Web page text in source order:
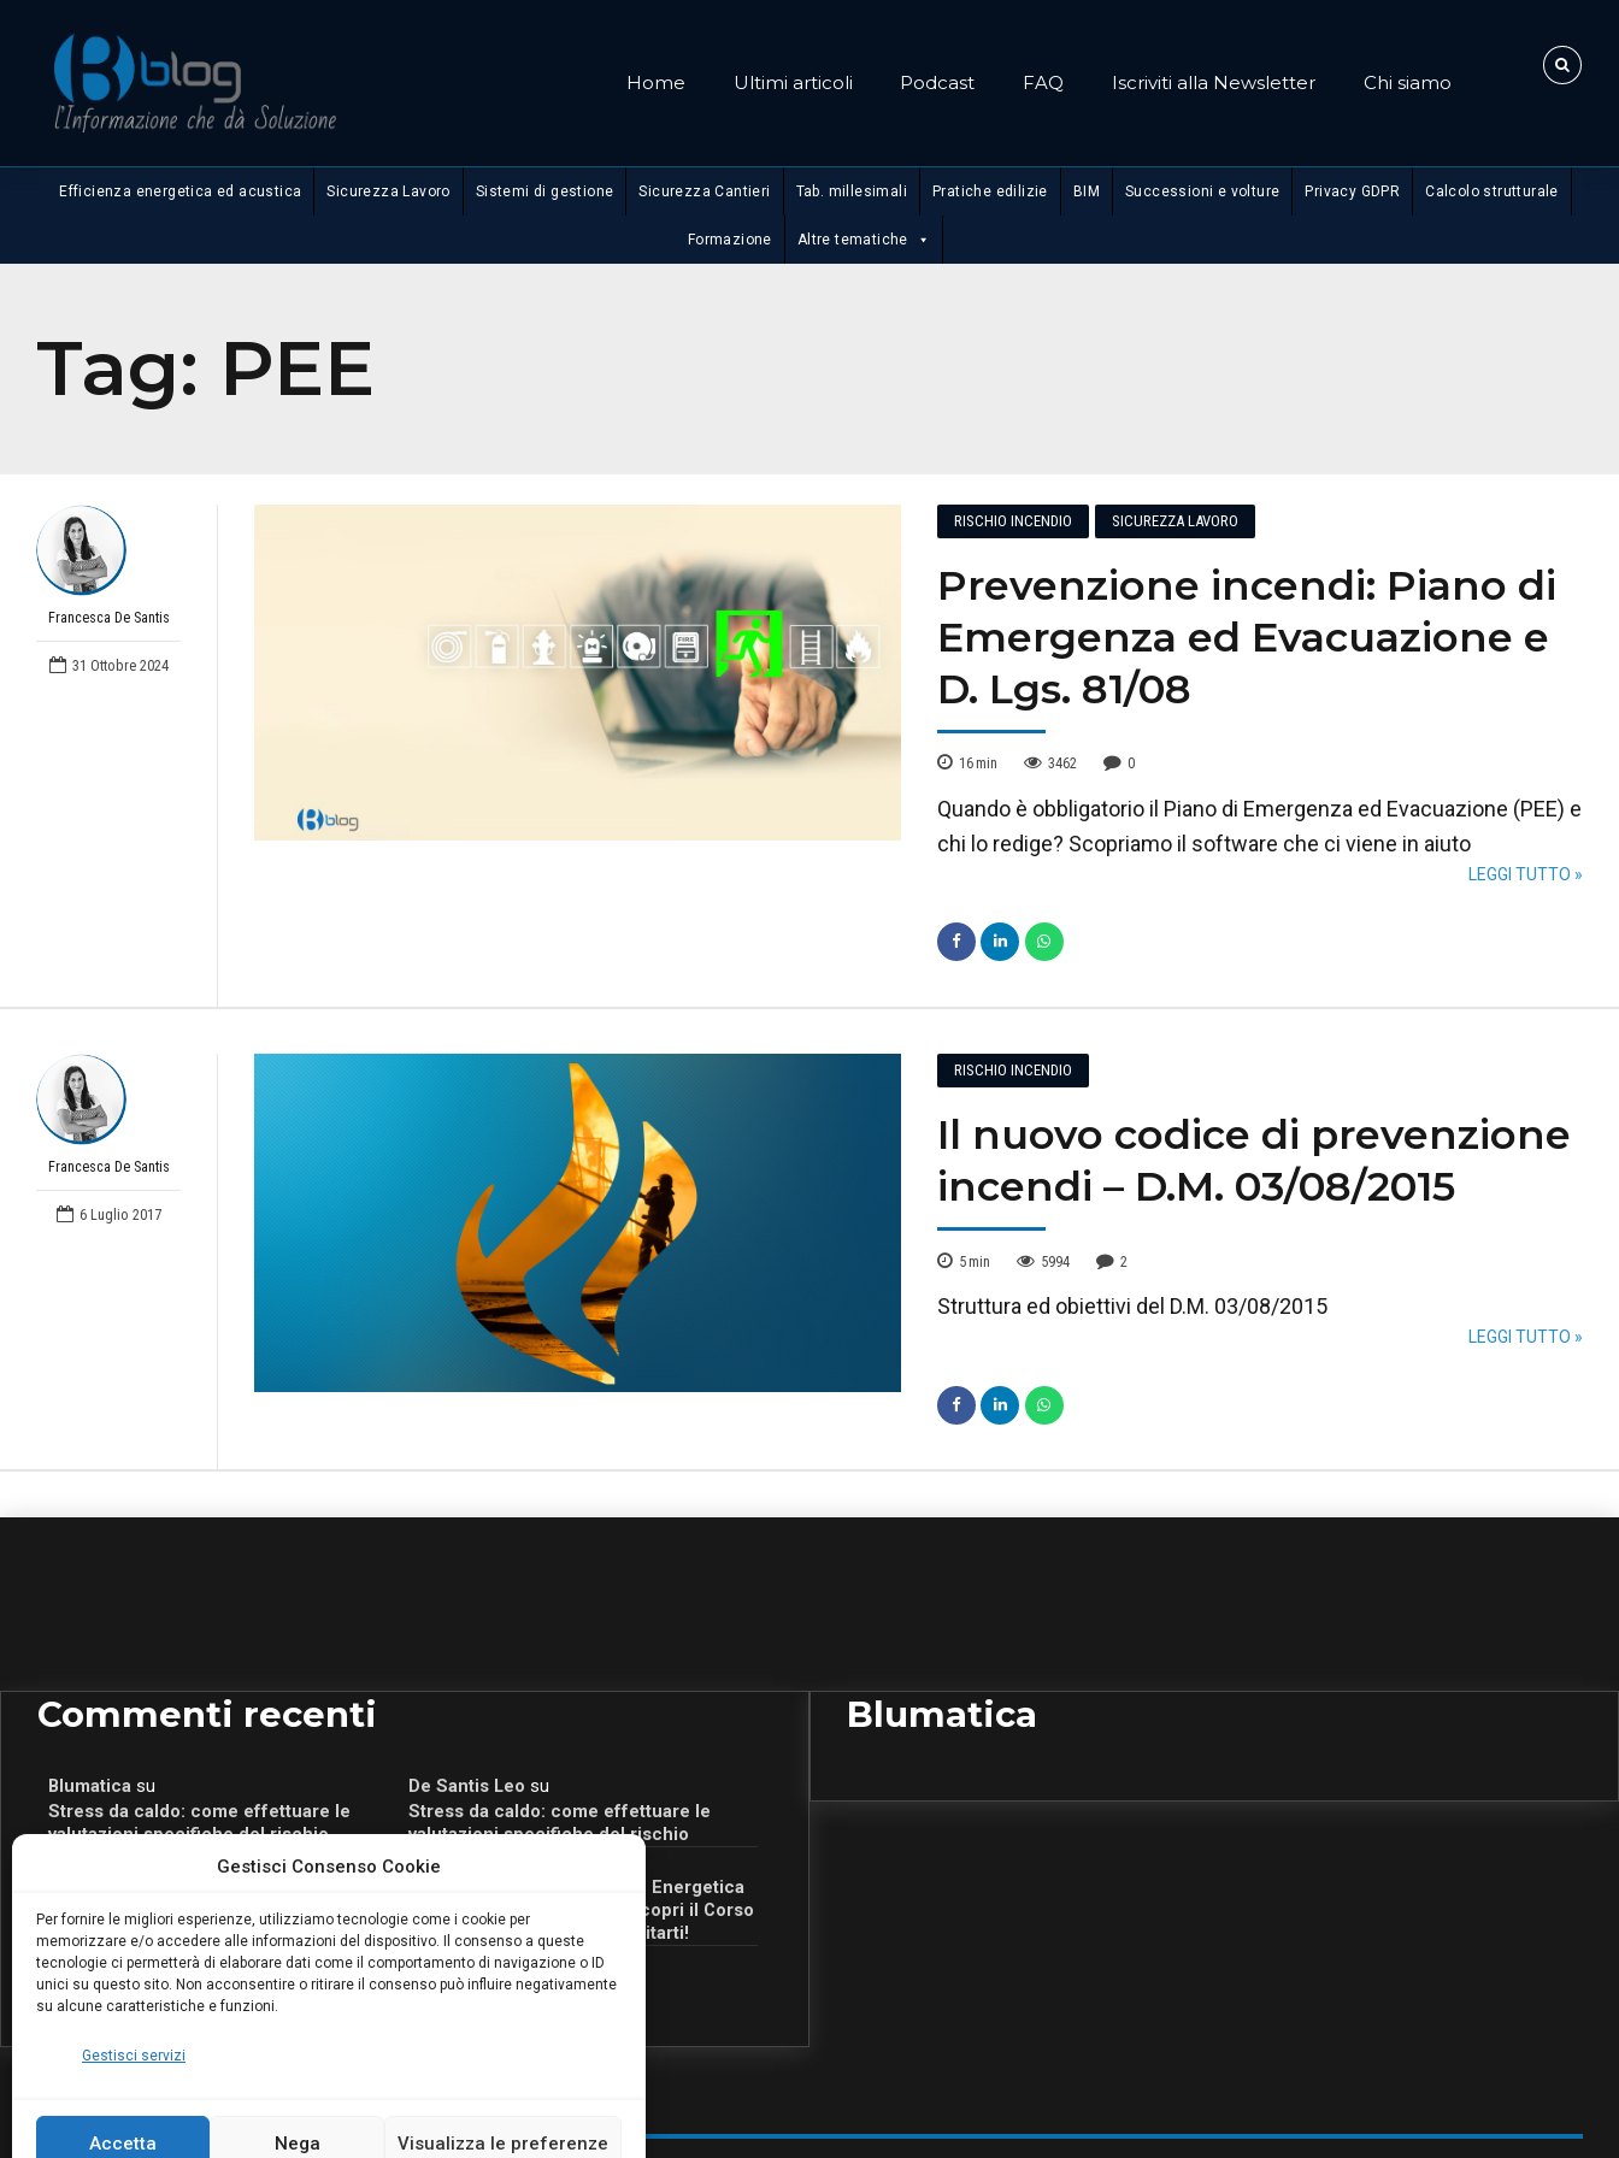
Gestisci Consenso Cookie
Per fornire le migliori esperienze, utilizziamo tecnologie come i cookie per
memorizzare e/o accedere alle informazioni del dispositivo. Il consenso a queste
tecnologie ci permetterà di elaborare dati come il comportamento di navigazione o ID
unici su questo sito. Non acconsentire o ritirare il consenso può influire negativamente
su alcune caratteristiche e funzioni.
Gestisci servizi
Accetta Nega Visualizza le preferenze
Home Ultimi articoli Podcast FAQ Iscriviti alla Newsletter Chi siamo
Efficienza energetica ed acustica Sicurezza Lavoro Sistemi di gestione Sicurezza Cantieri Tab. millesimali Pratiche edilizie BIM Successioni e volture Privacy GDPR Calcolo strutturale
Formazione Altre tematiche
Tag: PEE
Francesca De Santis
31 Ottobre 2024
RISCHIO INCENDIO SICUREZZA LAVORO
Prevenzione incendi: Piano di
Emergenza ed Evacuazione e
D. Lgs. 81/08
16 min 3462 0
Quando è obbligatorio il Piano di Emergenza ed Evacuazione (PEE) e
chi lo redige? Scopriamo il software che ci viene in aiuto
LEGGI TUTTO »
Francesca De Santis
6 Luglio 2017
RISCHIO INCENDIO
Il nuovo codice di prevenzione
incendi – D.M. 03/08/2015
5 min 5994 2
Struttura ed obiettivi del D.M. 03/08/2015
LEGGI TUTTO »
Commenti recenti
Blumaticasu
Stress da caldo: come effettuare le
valutazioni specifiche del rischio
De Santis Leo su
Stress da caldo: come effettuare le
valutazioni specifiche del rischio
attivo anche in Campania: scopri il Corso
Blumatica da 80 Ore per abilitarti!
Romeo Myrtaj
Portale per la Certificazione Energetica
attivo anche in Campania: scopri il Corso
Blumatica da 80 Ore per abilitarti!
Blumaticasu
Coordinatore della Sicurezza: cosa è
richiesto per abilitazione e
Blumatica